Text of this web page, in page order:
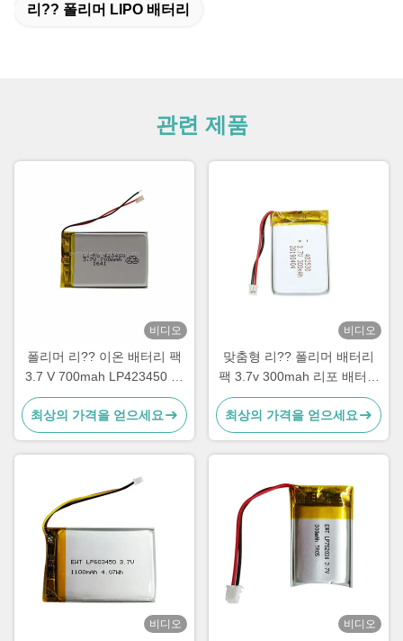
리?? 폴리머 LIPO 배터리
관련 제품
비디오
폴리머 리?? 이온 배터리 팩
3.7 V 700mah LP423450 배
터리
최상의 가격을 얻으세요
비디오
맞춤형 리?? 폴리머 배터리
팩 3.7v 300mah 리포 배터리
402530
최상의 가격을 얻으세요
비디오 비디오